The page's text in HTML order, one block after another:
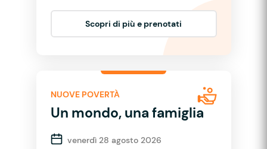
Scopri di più e prenotati
NUOVE POVERTÀ
Un mondo, una famiglia
venerdì 28 agosto 2026